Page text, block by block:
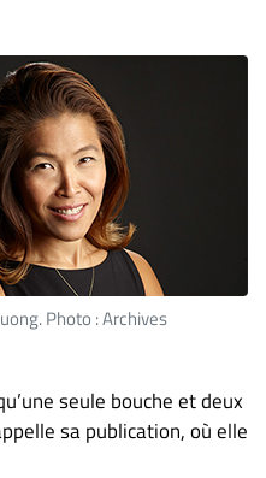
Photo : Archives
seule bouche et deux
sa publication, où elle